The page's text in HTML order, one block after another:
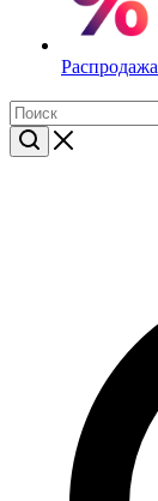
Распродажа